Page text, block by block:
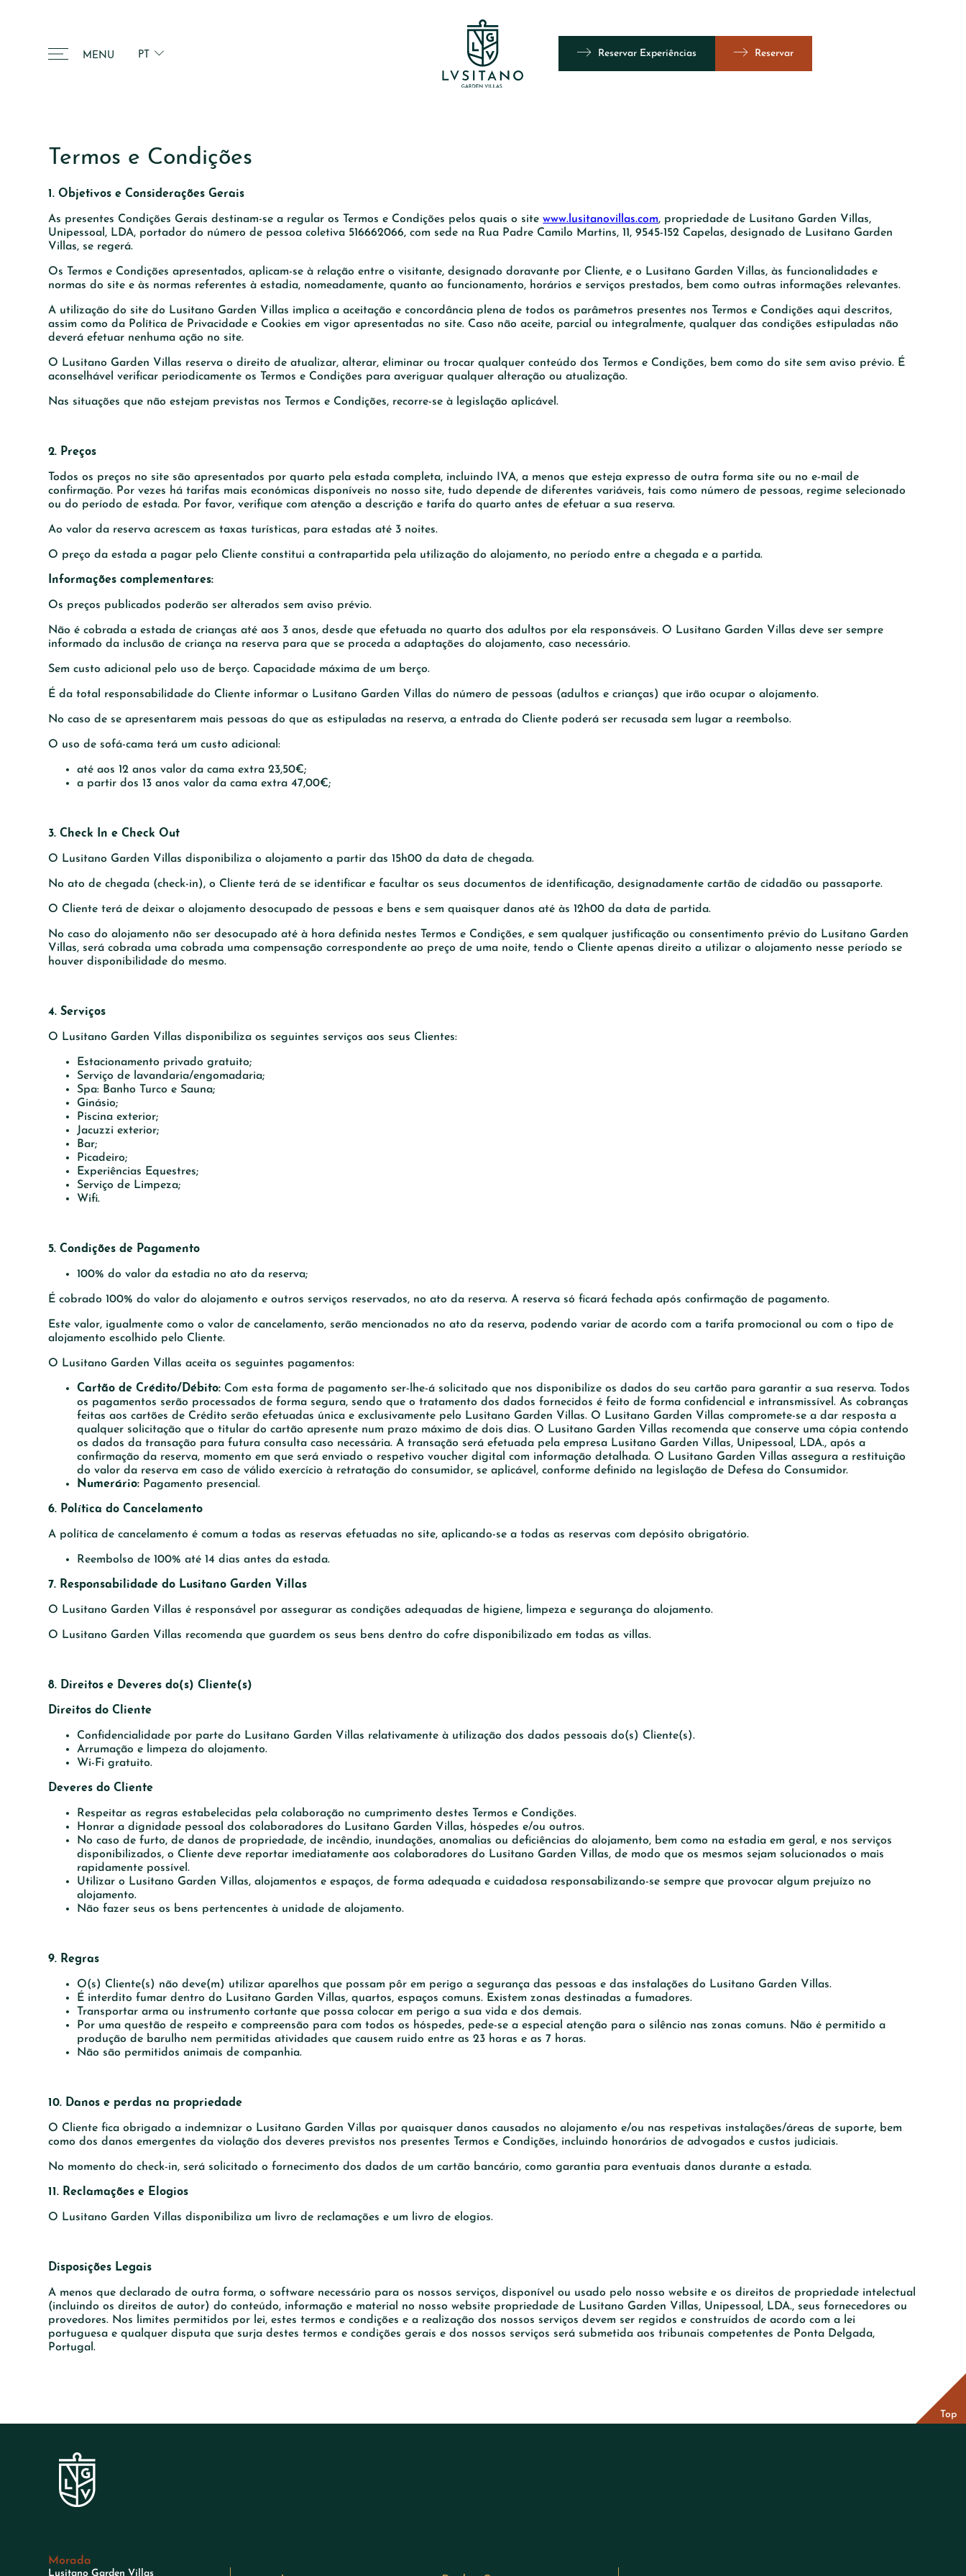
MENU PT Reservar Experiências Reservar
Termos e Condições
1. Objetivos e Considerações Gerais
As presentes Condições Gerais destinam-se a regular os Termos e Condições pelos quais o sitewww.lusitanovillas.com, propriedade de Lusitano Garden Villas,
Unipessoal, LDA, portador do número de pessoa coletiva 516662066, com sede na Rua Padre Camilo Martins, 11, 9545-152 Capelas, designado de Lusitano Garden
Villas, se regerá.
Os Termos e Condições apresentados, aplicam-se à relação entre o visitante, designado doravante por Cliente, e o Lusitano Garden Villas, às funcionalidades e
normas do site e às normas referentes à estadia, nomeadamente, quanto ao funcionamento, horários e serviços prestados, bem como outras informações relevantes.
A utilização do site do Lusitano Garden Villas implica a aceitação e concordância plena de todos os parâmetros presentes nos Termos e Condições aqui descritos,
assim como da Política de Privacidade e Cookies em vigor apresentadas no site. Caso não aceite, parcial ou integralmente, qualquer das condições estipuladas não
deverá efetuar nenhuma ação no site.
O Lusitano Garden Villas reserva o direito de atualizar, alterar, eliminar ou trocar qualquer conteúdo dos Termos e Condições, bem como do site sem aviso prévio. É
aconselhável verificar periodicamente os Termos e Condições para averiguar qualquer alteração ou atualização.
Nas situações que não estejam previstas nos Termos e Condições, recorre-se à legislação aplicável.
2. Preços
Todos os preços no site são apresentados por quarto pela estada completa, incluindo IVA, a menos que esteja expresso de outra forma site ou no e-mail de
confirmação. Por vezes há tarifas mais económicas disponíveis no nosso site, tudo depende de diferentes variáveis, tais como número de pessoas, regime selecionado
ou do período de estada. Por favor, verifique com atenção a descrição e tarifa do quarto antes de efetuar a sua reserva.
Ao valor da reserva acrescem as taxas turísticas, para estadas até 3 noites.
O preço da estada a pagar pelo Cliente constitui a contrapartida pela utilização do alojamento, no período entre a chegada e a partida.
Informações complementares:
Os preços publicados poderão ser alterados sem aviso prévio.
Não é cobrada a estada de crianças até aos 3 anos, desde que efetuada no quarto dos adultos por ela responsáveis. O Lusitano Garden Villas deve ser sempre
informado da inclusão de criança na reserva para que se proceda a adaptações do alojamento, caso necessário.
Sem custo adicional pelo uso de berço. Capacidade máxima de um berço.
É da total responsabilidade do Cliente informar o Lusitano Garden Villas do número de pessoas (adultos e crianças) que irão ocupar o alojamento.
No caso de se apresentarem mais pessoas do que as estipuladas na reserva, a entrada do Cliente poderá ser recusada sem lugar a reembolso.
O uso de sofá-cama terá um custo adicional:
até aos 12 anos valor da cama extra 23,50€;
a partir dos 13 anos valor da cama extra 47,00€;
3. Check In e Check Out
O Lusitano Garden Villas disponibiliza o alojamento a partir das 15h00 da data de chegada.
No ato de chegada (check-in), o Cliente terá de se identificar e facultar os seus documentos de identificação, designadamente cartão de cidadão ou passaporte.
O Cliente terá de deixar o alojamento desocupado de pessoas e bens e sem quaisquer danos até às 12h00 da data de partida.
No caso do alojamento não ser desocupado até à hora definida nestes Termos e Condições, e sem qualquer justificação ou consentimento prévio do Lusitano Garden
Villas, será cobrada uma cobrada uma compensação correspondente ao preço de uma noite, tendo o Cliente apenas direito a utilizar o alojamento nesse período se
houver disponibilidade do mesmo.
4. Serviços
O Lusitano Garden Villas disponibiliza os seguintes serviços aos seus Clientes:
Estacionamento privado gratuito;
Serviço de lavandaria/engomadaria;
Spa: Banho Turco e Sauna;
Ginásio;
Piscina exterior;
Jacuzzi exterior;
Bar;
Picadeiro;
Experiências Equestres;
Serviço de Limpeza;
Wifi.
5. Condições de Pagamento
100% do valor da estadia no ato da reserva;
É cobrado 100% do valor do alojamento e outros serviços reservados, no ato da reserva. A reserva só ficará fechada após confirmação de pagamento.
Este valor, igualmente como o valor de cancelamento, serão mencionados no ato da reserva, podendo variar de acordo com a tarifa promocional ou com o tipo de
alojamento escolhido pelo Cliente.
O Lusitano Garden Villas aceita os seguintes pagamentos:
Cartão de Crédito/Débito: Com esta forma de pagamento ser-lhe-á solicitado que nos disponibilize os dados do seu cartão para garantir a sua reserva. Todos
os pagamentos serão processados de forma segura, sendo que o tratamento dos dados fornecidos é feito de forma confidencial e intransmissível. As cobranças
feitas aos cartões de Crédito serão efetuadas única e exclusivamente pelo Lusitano Garden Villas. O Lusitano Garden Villas compromete-se a dar resposta a
qualquer solicitação que o titular do cartão apresente num prazo máximo de dois dias. O Lusitano Garden Villas recomenda que conserve uma cópia contendo
os dados da transação para futura consulta caso necessária. A transação será efetuada pela empresa Lusitano Garden Villas, Unipessoal, LDA., após a
confirmação da reserva, momento em que será enviado o respetivo voucher digital com informação detalhada. O Lusitano Garden Villas assegura a restituição
do valor da reserva em caso de válido exercício à retratação do consumidor, se aplicável, conforme definido na legislação de Defesa do Consumidor.
Numerário: Pagamento presencial.
6. Política do Cancelamento
A política de cancelamento é comum a todas as reservas efetuadas no site, aplicando-se a todas as reservas com depósito obrigatório.
Reembolso de 100% até 14 dias antes da estada.
7. Responsabilidade do Lusitano Garden Villas
O Lusitano Garden Villas é responsável por assegurar as condições adequadas de higiene, limpeza e segurança do alojamento.
O Lusitano Garden Villas recomenda que guardem os seus bens dentro do cofre disponibilizado em todas as villas.
8. Direitos e Deveres do(s) Cliente(s)
Direitos do Cliente
Confidencialidade por parte do Lusitano Garden Villas relativamente à utilização dos dados pessoais do(s) Cliente(s).
Arrumação e limpeza do alojamento.
Wi-Fi gratuito.
Deveres do Cliente
Respeitar as regras estabelecidas pela colaboração no cumprimento destes Termos e Condições.
Honrar a dignidade pessoal dos colaboradores do Lusitano Garden Villas, hóspedes e/ou outros.
No caso de furto, de danos de propriedade, de incêndio, inundações, anomalias ou deficiências do alojamento, bem como na estadia em geral, e nos serviços
disponibilizados, o Cliente deve reportar imediatamente aos colaboradores do Lusitano Garden Villas, de modo que os mesmos sejam solucionados o mais
rapidamente possível.
Utilizar o Lusitano Garden Villas, alojamentos e espaços, de forma adequada e cuidadosa responsabilizando-se sempre que provocar algum prejuízo no
alojamento.
Não fazer seus os bens pertencentes à unidade de alojamento.
9. Regras
O(s) Cliente(s) não deve(m) utilizar aparelhos que possam pôr em perigo a segurança das pessoas e das instalações do Lusitano Garden Villas.
É interdito fumar dentro do Lusitano Garden Villas, quartos, espaços comuns. Existem zonas destinadas a fumadores.
Transportar arma ou instrumento cortante que possa colocar em perigo a sua vida e dos demais.
Por uma questão de respeito e compreensão para com todos os hóspedes, pede-se a especial atenção para o silêncio nas zonas comuns. Não é permitido a
produção de barulho nem permitidas atividades que causem ruido entre as 23 horas e as 7 horas.
Não são permitidos animais de companhia.
10. Danos e perdas na propriedade
O Cliente fica obrigado a indemnizar o Lusitano Garden Villas por quaisquer danos causados no alojamento e/ou nas respetivas instalações/áreas de suporte, bem
como dos danos emergentes da violação dos deveres previstos nos presentes Termos e Condições, incluindo honorários de advogados e custos judiciais.
No momento do check-in, será solicitado o fornecimento dos dados de um cartão bancário, como garantia para eventuais danos durante a estada.
11. Reclamações e Elogios
O Lusitano Garden Villas disponibiliza um livro de reclamações e um livro de elogios.
Disposições Legais
A menos que declarado de outra forma, o software necessário para os nossos serviços, disponível ou usado pelo nosso website e os direitos de propriedade intelectual
(incluindo os direitos de autor) do conteúdo, informação e material no nosso website propriedade de Lusitano Garden Villas, Unipessoal, LDA., seus fornecedores ou
provedores. Nos limites permitidos por lei, estes termos e condições e a realização dos nossos serviços devem ser regidos e construídos de acordo com a lei
portuguesa e qualquer disputa que surja destes termos e condições gerais e dos nossos serviços será submetida aos tribunais competentes de Ponta Delgada,
Portugal.
Top
Morada
Lusitano Garden Villas